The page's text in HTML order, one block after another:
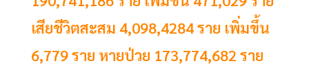
เสียชีวิตสะสม 4,098,4284 ราย เพิ่มขึ้น
6,779 ราย หายป่วย 173,774,682 ราย